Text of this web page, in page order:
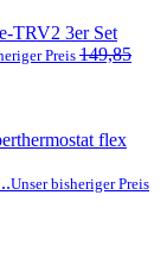
3er Set
Preis 149,85
Unser bisheriger Preis